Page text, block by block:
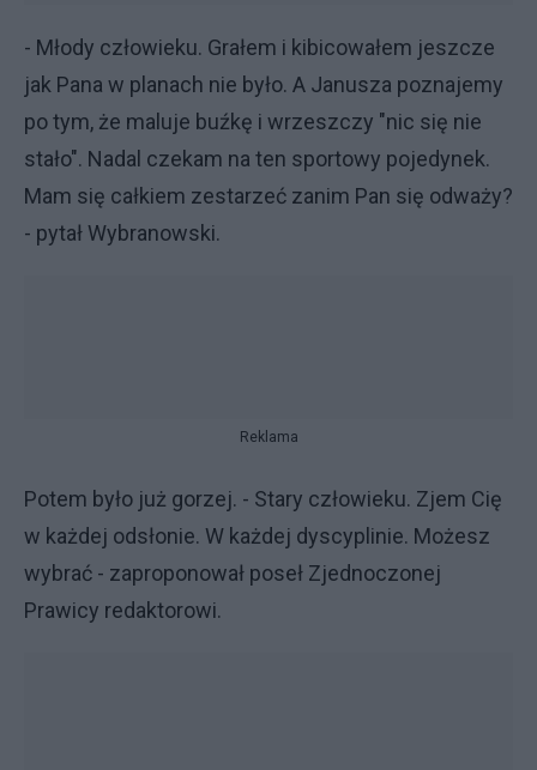
- Młody człowieku. Grałem i kibicowałem jeszcze
jak Pana w planach nie było. A Janusza poznajemy
po tym, że maluje buźkę i wrzeszczy "nic się nie
stało". Nadal czekam na ten sportowy pojedynek.
Mam się całkiem zestarzeć zanim Pan się odważy?
- pytał Wybranowski.
Reklama
Potem było już gorzej. - Stary człowieku. Zjem Cię
w każdej odsłonie. W każdej dyscyplinie. Możesz
wybrać - zaproponował poseł Zjednoczonej
Prawicy redaktorowi.